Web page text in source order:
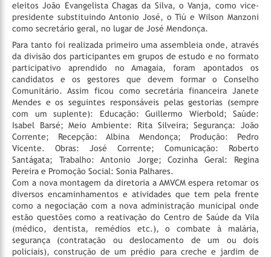
eleitos João Evangelista Chagas da Silva, o Vanja, como vice-
presidente substituindo Antonio José, o Tiú e Wilson Manzoni
como secretário geral, no lugar de José Mendonça.
Para tanto foi realizada primeiro uma assembleia onde, através
da divisão dos participantes em grupos de estudo e no formato
participativo aprendido no Amagaia, foram apontados os
candidatos e os gestores que devem formar o Conselho
Comunitário. Assim ficou como secretária financeira Janete
Mendes e os seguintes responsáveis pelas gestorias (sempre
com um suplente): Educação: Guillermo Wierbold; Saúde:
Isabel Barsé; Meio Ambiente: Rita Silveira; Segurança: João
Corrente; Recepção: Albina Mendonça; Produção: Pedro
Vicente. Obras: José Corrente; Comunicação: Roberto
Santágata; Trabalho: Antonio Jorge; Cozinha Geral: Regina
Pereira e Promoção Social: Sonia Palhares.
Com a nova montagem da diretoria a AMVCM espera retomar os
diversos encaminhamentos e atividades que tem pela frente
como a negociação com a nova administração municipal onde
estão questões como a reativação do Centro de Saúde da Vila
(médico, dentista, remédios etc.), o combate à malária,
segurança (contratação ou deslocamento de um ou dois
policiais), construção de um prédio para creche e jardim de